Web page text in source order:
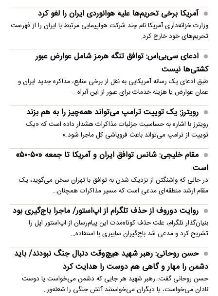
آمریکا برخی تحریم‌ها علیه هوانوردی ایران را لغو کرد
وزارت خزانه‌داری آمریکا نام چند شرکت هواپیمایی مرتبط با ایران را از فهرست
تحریم‌های خود خارج کرد.
ادعای سی‌بی‌اس: توافق تنگه هرمز شامل عوارض عبور
کشتی‌ها نیست
طبق ادعای یک رسانه آمریکایی به نقل از برخی منابع، مذاکره جدید ایران و
عمان عوارض یا هزینه خدمات برای عبور از این آبراه…
رویترز: یک توییت ترامپ می‌تواند همه‌چیز را به هم بزند
رویترز با اشاره به حساسیت جزئیات مذاکرات هشدار داده است که «یک
توییت از ترامپ می‌تواند باعث فروپاشی کل ماجرا شود.»
مقام خلیجی: شانس توافق ایران و آمریکا تا جمعه «۵۰-۵۰»
است
در حالی که واشنگتن از نزدیک شدن به توافق با تهران سخن می‌گوید، یک
مقام ارشد منطقه‌ای مدعی است که مسیر مذاکرات همچنان…
روایت دوروف از حذف تلگرام از اپ‌استور/ ماجرا باج‌گیری بود
بنیان‌گذار تلگرام، علت حذف کوتاه‌مدت این پیام‌رسان از اپ‌استور اپل را
تشریح کرد و مدعی شد باج‌گیران سایبری با استفاده…
حسن روحانی: رهبر شهید هیچ‌وقت دنبال جنگ نبودند/ باید
دشمن را مهار و گاهی هم دوست را هدایت کرد
حسن روحانی گفت: رهبر شهید هر جایی که دشمن می‌خواست یا دوست
نادان می‌خواست، یا دیگران می‌خواستند آتش جنگی را شعله‌ور…